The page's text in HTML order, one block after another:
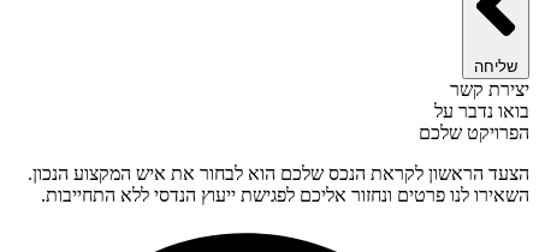
שליחה
יצירת קשר
בואו נדבר על
הפרויקט שלכם
הצעד הראשון לקראת הנכס שלכם הוא לבחור את איש המקצוע הנכון.
השאירו לנו פרטים ונחזור אליכם לפגישת ייעוץ הנדסי ללא התחייבות.